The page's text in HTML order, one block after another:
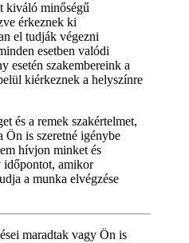
kiváló minőségű
érkeznek ki
el tudják végezni
esetben valódi
esetén szakembereink a
kiérkeznek a helyszínre
és a remek szakértelmet,
Ön is szeretné igénybe
hívjon minket és
időpontot, amikor
a munka elvégzése
maradtak vagy Ön is